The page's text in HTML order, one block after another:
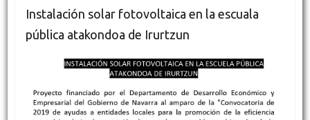
Instalación solar fotovoltaica en la escuala
pública atakondoa de Irurtzun